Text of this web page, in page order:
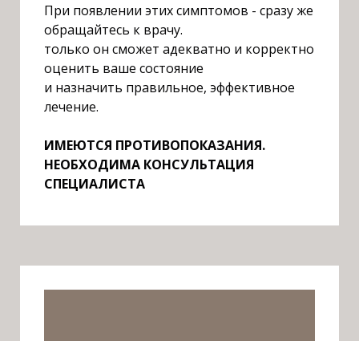
При появлении этих симптомов - сразу же
обращайтесь к врачу.
только он сможет адекватно и корректно
оценить ваше состояние
и назначить правильное, эффективное
лечение.
ИМЕЮТСЯ ПРОТИВОПОКАЗАНИЯ.
НЕОБХОДИМА КОНСУЛЬТАЦИЯ
СПЕЦИАЛИСТА